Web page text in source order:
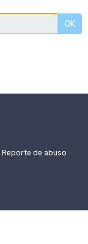
OK
Reporte de abuso